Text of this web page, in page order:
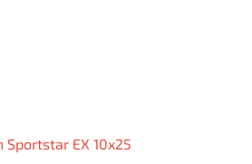
Sportstar EX 10x25